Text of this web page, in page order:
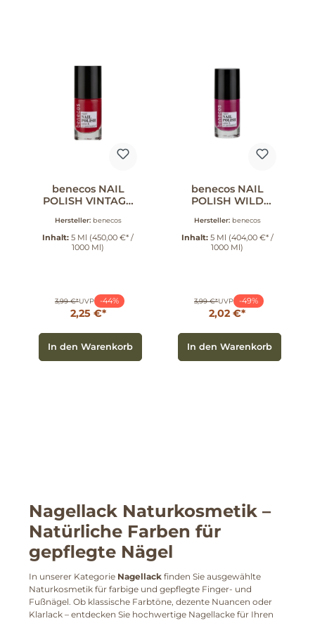
benecos NAIL
POLISH VINTAGE
Hersteller: benecos
Inhalt: 5 Ml (450,00 €* /
1000 Ml)
3,99 €*UVP -44%
2,25 €*
In den Warenkorb
benecos NAIL
POLISH WILD
Hersteller: benecos
Inhalt: 5 Ml (404,00 €* /
1000 Ml)
3,99 €*UVP -49%
2,02 €*
In den Warenkorb
Nagellack Naturkosmetik –
Natürliche Farben für
gepflegte Nägel
In unserer Kategorie Nagellack finden Sie ausgewählte
Naturkosmetik für farbige und gepflegte Finger- und
Fußnägel. Ob klassische Farbtöne, dezente Nuancen oder
Klarlack – entdecken Sie hochwertige Nagellacke für Ihren